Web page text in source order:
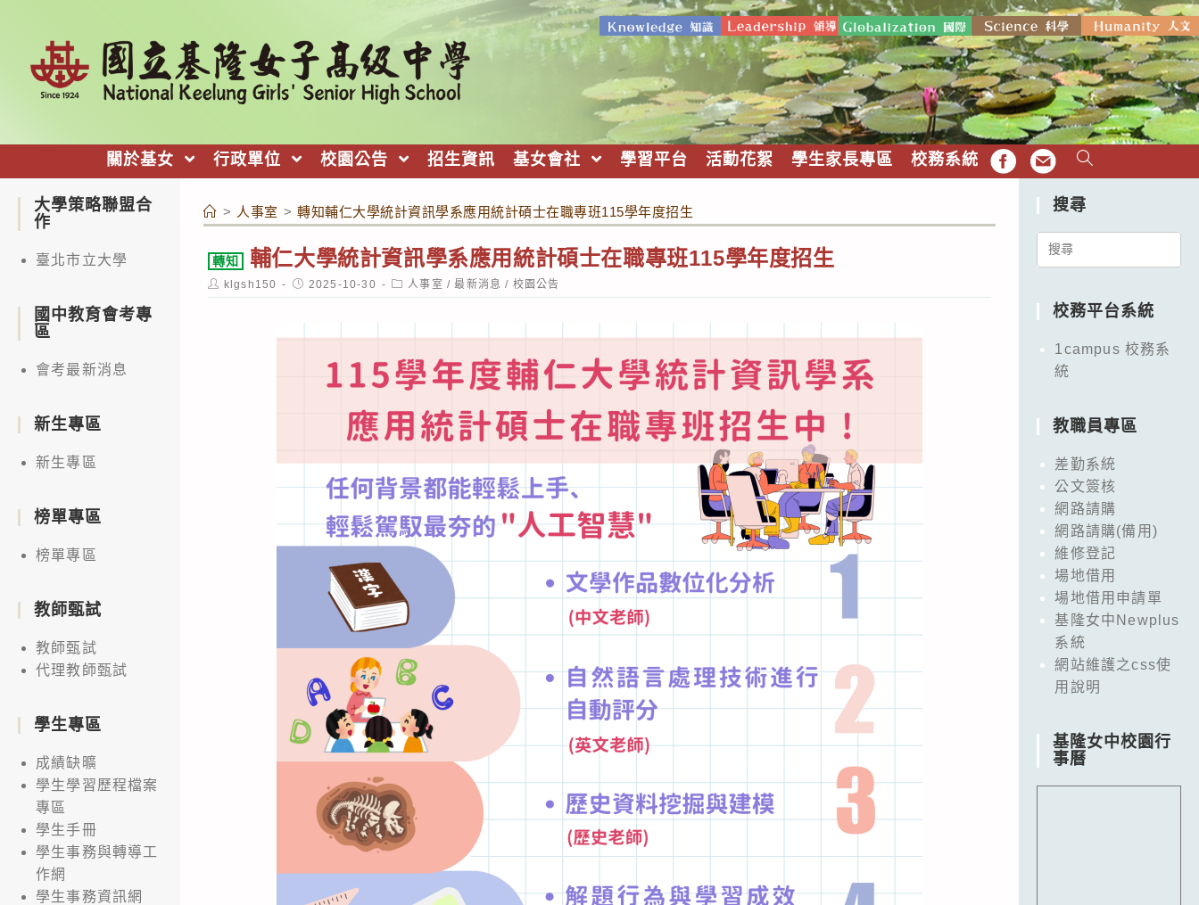
關於基女 行政單位 校園公告 招生資訊 基女會社 學習平台 活動花絮 學生家長專區 校務系統 FB EMAIL
> 人事室 > 轉知輔仁大學統計資訊學系應用統計碩士在職專班115學年度招生
轉知 輔仁大學統計資訊學系應用統計碩士在職專班115學年度招生
Post
author:
klgsh150
Post
published:
2025-10-30
Post
category:
人事室 / 最新消息 / 校園公告
大學策略聯盟合
作
臺北市立大學
國中教育會考專
區
會考最新消息
新生專區
新生專區
榜單專區
榜單專區
教師甄試
教師甄試
代理教師甄試
學生專區
成績缺曠
學生學習歷程檔案
專區
學生手冊
學生事務與轉導工
作網
學生事務資訊網
搜尋
Search
校務平台系統
1campus 校務系
統
教職員專區
差勤系統
公文簽核
網路請購
網路請購(備用)
維修登記
場地借用
場地借用申請單
基隆女中Newplus
系統
網站維護之css使
用說明
基隆女中校園行
事曆